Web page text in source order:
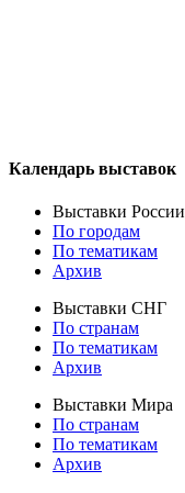
Календарь выставок
Выставки России
По городам
По тематикам
Архив
Выставки СНГ
По странам
По тематикам
Архив
Выставки Мира
По странам
По тематикам
Архив